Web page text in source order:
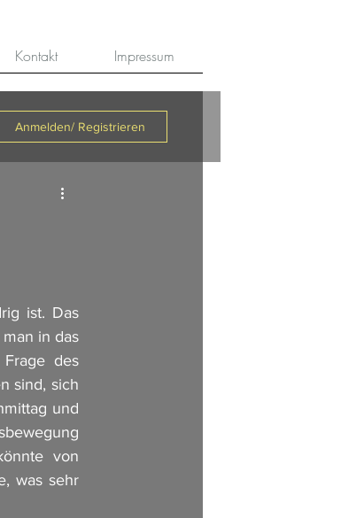
Kontakt Impressum
Anmelden/ Registrieren
ist. Das
in das
des
sind, sich
und
von
was sehr